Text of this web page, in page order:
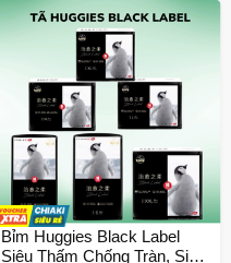
Bỉm Huggies Black Label
Siêu Thấm Chống Tràn, Siêu